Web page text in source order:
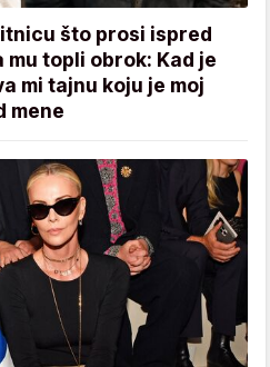
što prosi ispred
topli obrok: Kad je
mi tajnu koju je moj
mene